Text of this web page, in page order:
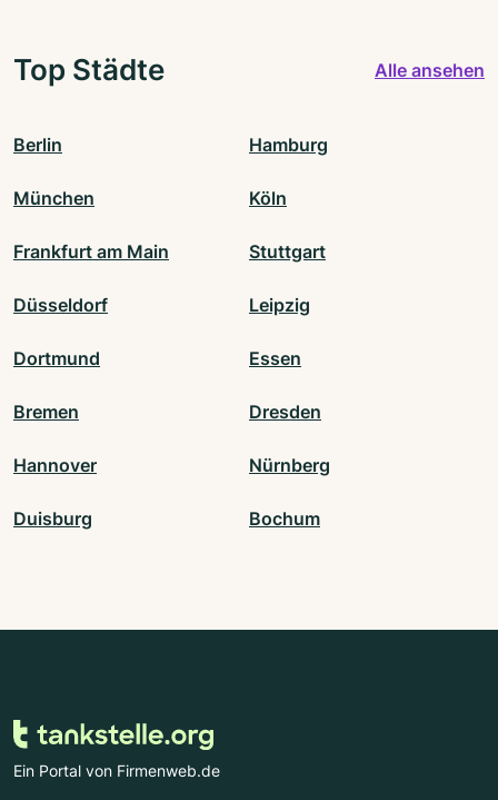
Top Städte Alle ansehen
Berlin Hamburg
München Köln
Frankfurt am Main Stuttgart
Düsseldorf Leipzig
Dortmund Essen
Bremen Dresden
Hannover Nürnberg
Duisburg Bochum
Ein Portal von Firmenweb.de